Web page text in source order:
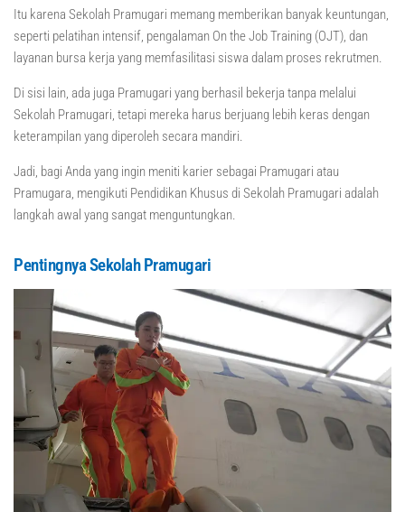
Itu karena Sekolah Pramugari memang memberikan banyak keuntungan,
seperti pelatihan intensif, pengalaman On the Job Training (OJT), dan
layanan bursa kerja yang memfasilitasi siswa dalam proses rekrutmen.
Di sisi lain, ada juga Pramugari yang berhasil bekerja tanpa melalui
Sekolah Pramugari, tetapi mereka harus berjuang lebih keras dengan
keterampilan yang diperoleh secara mandiri.
Jadi, bagi Anda yang ingin meniti karier sebagai Pramugari atau
Pramugara, mengikuti Pendidikan Khusus di Sekolah Pramugari adalah
langkah awal yang sangat menguntungkan.
Pentingnya Sekolah Pramugari